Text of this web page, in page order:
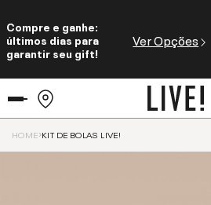
Compre e ganhe:
últimos dias para
garantir seu gift!
Ver Opções
HOME KIT DE BOLAS LIVE!